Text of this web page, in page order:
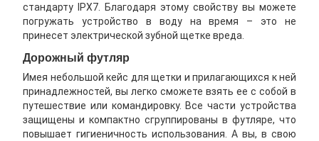
стандарту IPX7. Благодаря этому свойству вы можете
погружать устройство в воду на время – это не
принесет электрической зубной щетке вреда.
Дорожный футляр
Имея небольшой кейс для щетки и прилагающихся к ней
принадлежностей, вы легко сможете взять ее с собой в
путешествие или командировку. Все части устройства
защищены и компактно сгруппированы в футляре, что
повышает гигиеничность использования. А вы, в свою